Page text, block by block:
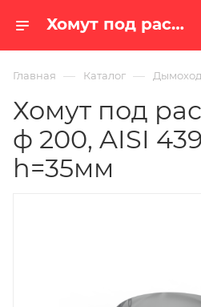
Хомут под растяжки, ф 200, AISI 439/1,0мм, h=35мм — купить в Екатеринбурге по цене 805 руб. в интернет-магазине «100 печей.ру»
Главная — Каталог —
Хомут под
ф 200, AISI
h=35мм